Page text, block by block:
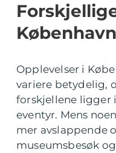
Opplevelser i
variere betydelig,
forskjellene ligger
eventyr. Mens
mer avslappende
museumsbesøk